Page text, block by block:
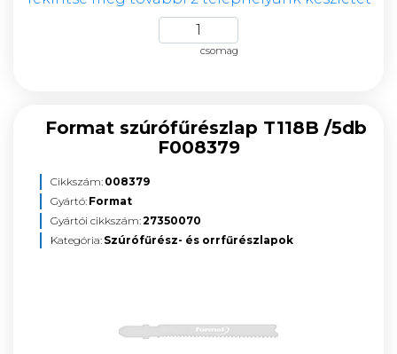
csomag
Format szúrófűrészlap T118B /5db
F008379
Cikkszám: 008379
Gyártó: Format
Gyártói cikkszám:27350070
Kategória: Szúrófűrész- és orrfűrészlapok